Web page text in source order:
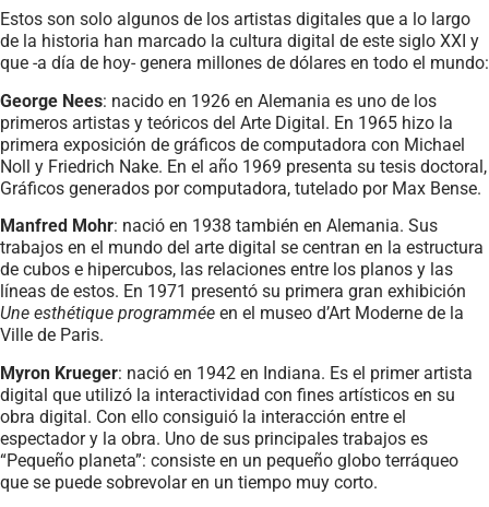
Estos son solo algunos de los artistas digitales que a lo largo
de la historia han marcado la cultura digital de este siglo XXI y
que -a día de hoy- genera millones de dólares en todo el mundo:
George Nees: nacido en 1926 en Alemania es uno de los
primeros artistas y teóricos del Arte Digital. En 1965 hizo la
primera exposición de gráficos de computadora con Michael
Noll y Friedrich Nake. En el año 1969 presenta su tesis doctoral,
Gráficos generados por computadora, tutelado por Max Bense.
Manfred Mohr: nació en 1938 también en Alemania. Sus
trabajos en el mundo del arte digital se centran en la estructura
de cubos e hipercubos, las relaciones entre los planos y las
líneas de estos. En 1971 presentó su primera gran exhibición
Une esthétique programmée en el museo d’Art Moderne de la
Ville de Paris.
Myron Krueger: nació en 1942 en Indiana. Es el primer artista
digital que utilizó la interactividad con fines artísticos en su
obra digital. Con ello consiguió la interacción entre el
espectador y la obra. Uno de sus principales trabajos es
“Pequeño planeta”: consiste en un pequeño globo terráqueo
que se puede sobrevolar en un tiempo muy corto.